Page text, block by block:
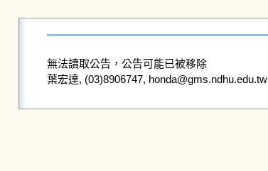
無法讀取公告，公告可能已被移除
葉宏達, (03)8906747, honda@gms.ndhu.edu.tw